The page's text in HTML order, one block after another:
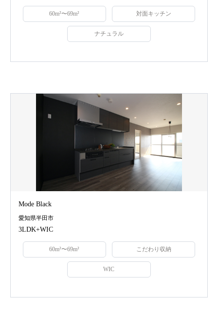
60m²〜69m² 対面キッチン
ナチュラル
Mode Black
愛知県半田市
3LDK+WIC
60m²〜69m² こだわり収納
WIC